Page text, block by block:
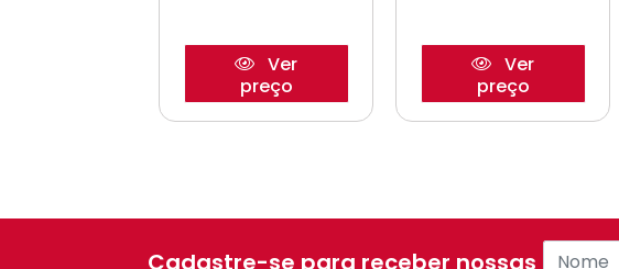
Ver
preço
Ver
preço
Cadastre-se para receber nossas ofertas!